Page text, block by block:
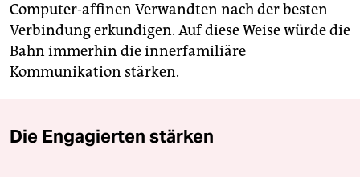
Computer-affinen Verwandten nach der besten
Verbindung erkundigen. Auf diese Weise würde die
Bahn immerhin die innerfamiliäre
Kommunikation stärken.
Die Engagierten stärken